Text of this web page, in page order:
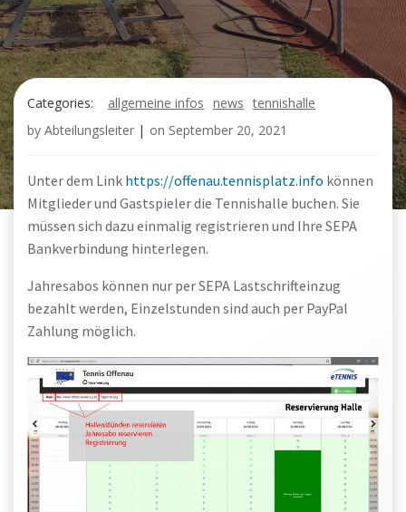
Categories: allgemeine infos news tennishalle
by Abteilungsleiter | on September 20, 2021
Unter dem Link https://offenau.tennisplatz.info können
Mitglieder und Gastspieler die Tennishalle buchen. Sie
müssen sich dazu einmalig registrieren und Ihre SEPA
Bankverbindung hinterlegen.
Jahresabos können nur per SEPA Lastschrifteinzug
bezahlt werden, Einzelstunden sind auch per PayPal
Zahlung möglich.